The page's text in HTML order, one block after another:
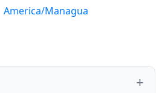
America/Managua